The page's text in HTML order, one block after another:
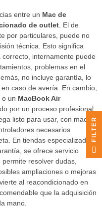
entre un Mac de
de outlet. El de
por particulares, puede no
técnica. Esto significa
internamente puede
problemas en el
no incluye garantía, lo
caso de avería. En cambio,
o un MacBook Air
por un proceso profesional
listo para usar, con macOS
necesarios
En tiendas especializadas
se ofrece servicio
resolver dudas,
ampliaciones o mejoras
al reacondicionado en
que la adquisición
mano.
R